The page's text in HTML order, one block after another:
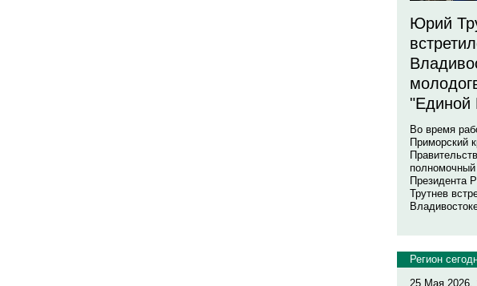
Юрий
"Единой
Во время
Приморский
полномочный
Трутнев
Регион
25 Мая 2026,